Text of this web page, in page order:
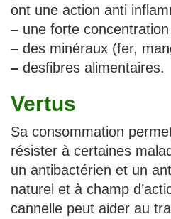
ont une action anti
– une forte
– des minéraux (fer,
– desfibres alimentaires.
Vertus
Sa consommation
résister à certaines
un antibactérien et un
naturel et à champ
cannelle peut aider au